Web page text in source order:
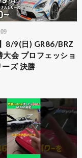
8/9(日) GR86/BRZ
大会 プロフェッショ
ズ 決勝